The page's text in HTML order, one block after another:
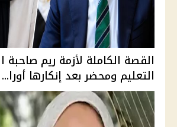
التعليم ومحضر بعد إنكارها أورا...